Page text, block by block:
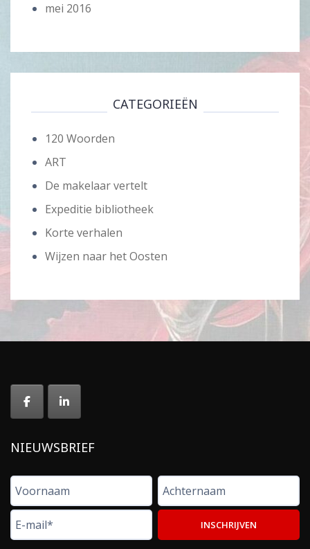
mei 2016
CATEGORIEËN
120 Woorden
ART
De makelaar vertelt
Expeditie bibliotheek
Korte verhalen
Wijzen naar het Oosten
NIEUWSBRIEF